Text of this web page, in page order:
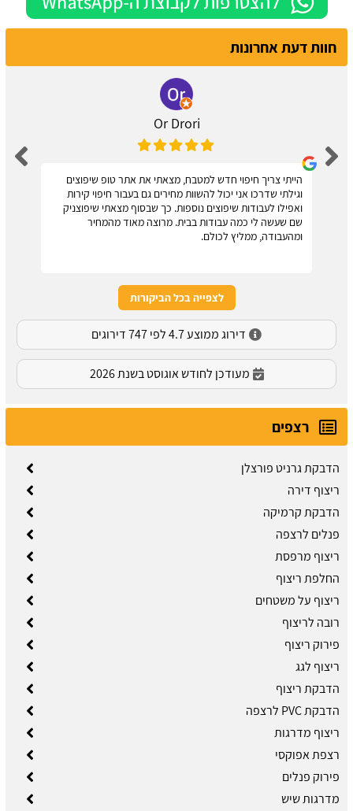
חוות דעת אחרונות
Or Drori
הייתי צריך חיפוי חדש למטבח, מצאתי את אתר טופ שיפוצים
וגילתי שדרכו אני יכול להשוות מחירים גם בעבור חיפוי קירות
ואפילו לעבודות שיפוצים נוספות. כך שבסוף מצאתי שיפוצניק
שם שעשה לי כמה עבודות בבית. מרוצה מאוד מהמחיר
ומהעבודה, ממליץ לכולם.
לצפייה בכל הביקורות
דירוג ממוצע 4.7 לפי 747 דירוגים
מעודכן לחודש אוגוסט בשנת 2026
רצפים
הדבקת גרניט פורצלן
ריצוף דירה
הדבקת קרמיקה
פנלים לרצפה
ריצוף מרפסת
החלפת ריצוף
ריצוף על משטחים
רובה לריצוף
פירוק ריצוף
ריצוף לגג
הדבקת ריצוף
הדבקת PVC לרצפה
ריצוף מדרגות
רצפת אפוקסי
פירוק פנלים
מדרגות שיש